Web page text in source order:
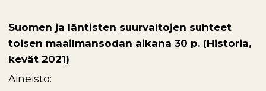
Suomen ja läntisten suurvaltojen suhteet
toisen maailmansodan aikana 30 p. (Historia,
kevät 2021)
Aineisto: